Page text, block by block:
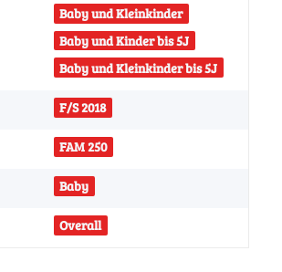
Baby und Kleinkinder
Baby und Kinder bis 5J
Baby und Kleinkinder bis 5J
F/S 2018
FAM 250
Baby
Overall